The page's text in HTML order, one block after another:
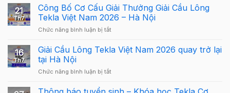
Tekla
Structures
Carbon
–
dẫn
Tekla
cho
21
Th7
Công Bố Cơ Cấu Giải Thưởng Giải Cầu Lông
Tekla Việt Nam 2026 – Hà Nội
Chức năng bình luận bị tắtở
Bố
Cơ
Giải
Giải
16
Th7
Giải Cầu Lông Tekla Việt Nam 2026 quay trở lại
tại Hà Nội
Chức năng bình luận bị tắtở
Cầu